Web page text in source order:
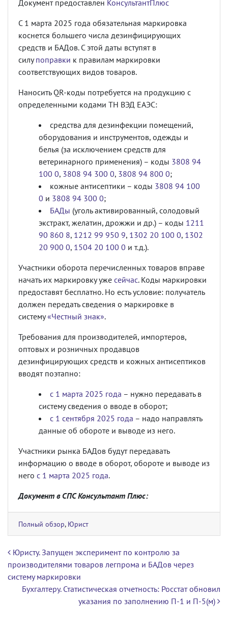
Документ предоставлен КонсультантПлюс
С 1 марта 2025 года обязательная маркировка
коснется большего числа дезинфицирующих
средств и БАДов. С этой даты вступят в
силупоправки к правилам маркировки
соответствующих видов товаров.
Наносить QR-коды потребуется на продукцию с
определенными кодами ТН ВЭД ЕАЭС:
средства для дезинфекции помещений,
оборудования и инструментов, одежды и
белья (за исключением средств для
ветеринарного применения) – коды 3808 94
100 0, 3808 94 300 0, 3808 94 800 0;
кожные антисептики – коды 3808 94 100
0 и 3808 94 300 0;
БАДы (уголь активированный, солодовый
экстракт, желатин, дрожжи и др.) – коды 1211
90 860 8, 1212 99 950 9, 1302 20 100 0, 1302
20 900 0, 1504 20 100 0 и т.д.).
Участники оборота перечисленных товаров вправе
начать их маркировку уже сейчас. Коды маркировки
предоставят бесплатно. Но есть условие: получатель
должен передать сведения о маркировке в
систему«Честный знак».
Требования для производителей, импортеров,
оптовых и розничных продавцов
дезинфицирующих средств и кожных антисептиков
вводят поэтапно:
с 1 марта 2025 года – нужно передавать в
систему сведения о вводе в оборот;
с 1 сентября 2025 года – надо направлять
данные об обороте и выводе из него.
Участники рынка БАДов будут передавать
информацию о вводе в оборот, обороте и выводе из
него с 1 марта 2025 года.
Документ в СПС Консультант Плюс:
Полный обзор, Юрист
Навигация по записям
Юристу. Запущен эксперимент по контролю за
производителями товаров легпрома и БАДов через
систему маркировки
Бухгалтеру. Статистическая отчетность: Росстат обновил
указания по заполнению П-1 и П-5(м)